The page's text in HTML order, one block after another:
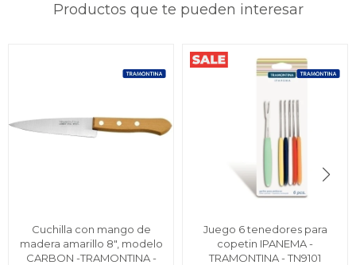
Productos que te pueden interesar
Cuchilla con mango de
madera amarillo 8", modelo
CARBON -TRAMONTINA -
Juego 6 tenedores para
copetin IPANEMA -
TRAMONTINA - TN9101